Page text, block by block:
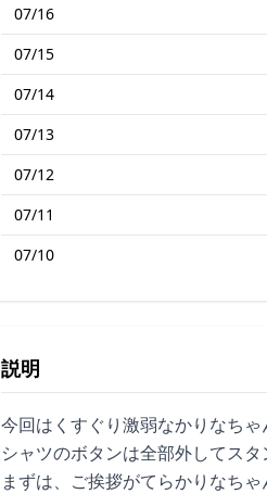
07/16
07/15
07/14
07/13
07/12
07/11
07/10
説明
今回はくすぐり激弱なかりなち
シャツのボタンは全部外してスタ
まずは、ご挨拶がてらかりなち